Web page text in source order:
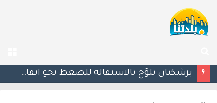
عن
إصابة رجل(72 عامًا) إثر اصطدام مركبة بجدار في أم الفحم